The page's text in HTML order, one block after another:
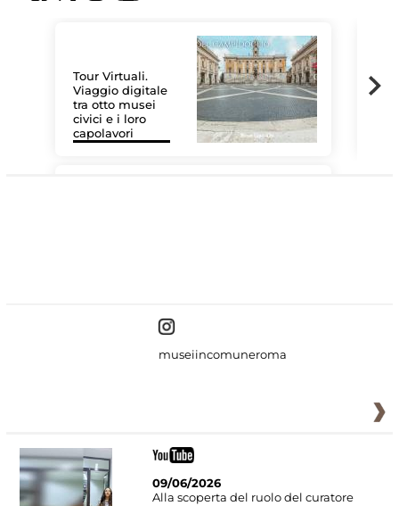
Tour Virtuali.
Viaggio digitale
tra otto musei
civici e i loro
capolavori
museiincomuneroma
09/06/2026
Alla scoperta del ruolo del curatore